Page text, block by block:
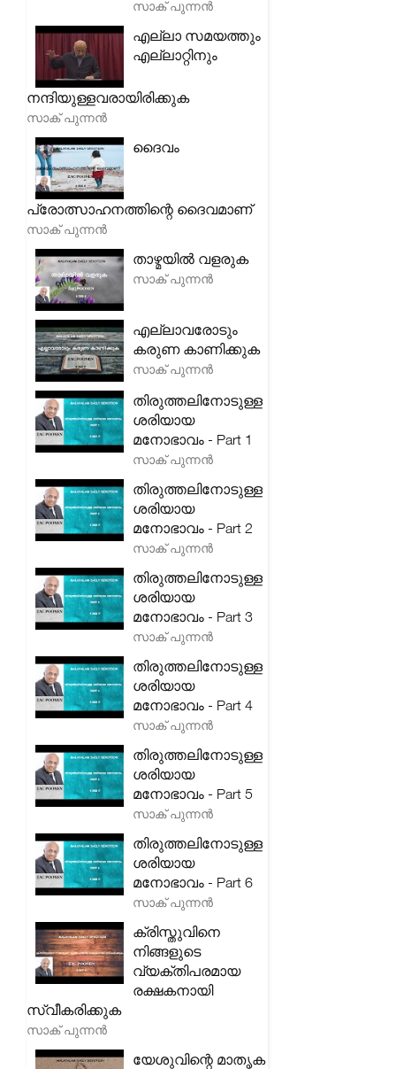
സാക് പുന്നൻ
എല്ലാ സമയത്തും
എല്ലാറ്റിനും
നന്ദിയുള്ളവരായിരിക്കുക
സാക് പുന്നൻ
ദൈവം
പ്രോത്സാഹനത്തിന്റെ ദൈവമാണ്
സാക് പുന്നൻ
താഴ്മയിൽ വളരുക
സാക് പുന്നൻ
എല്ലാവരോടും
കരുണ കാണിക്കുക
സാക് പുന്നൻ
തിരുത്തലിനോടുള്ള
ശരിയായ
മനോഭാവം - Part 1
സാക് പുന്നൻ
തിരുത്തലിനോടുള്ള
ശരിയായ
മനോഭാവം - Part 2
സാക് പുന്നൻ
തിരുത്തലിനോടുള്ള
ശരിയായ
മനോഭാവം - Part 3
സാക് പുന്നൻ
തിരുത്തലിനോടുള്ള
ശരിയായ
മനോഭാവം - Part 4
സാക് പുന്നൻ
തിരുത്തലിനോടുള്ള
ശരിയായ
മനോഭാവം - Part 5
സാക് പുന്നൻ
തിരുത്തലിനോടുള്ള
ശരിയായ
മനോഭാവം - Part 6
സാക് പുന്നൻ
ക്രിസ്തുവിനെ
നിങ്ങളുടെ
വ്യക്തിപരമായ
രക്ഷകനായി
സ്വീകരിക്കുക
സാക് പുന്നൻ
യേശുവിന്റെ മാതൃക